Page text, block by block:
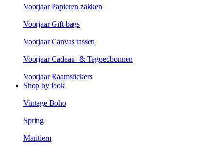
Voorjaar Papieren zakken
Voorjaar Gift bags
Voorjaar Canvas tassen
Voorjaar Cadeau- & Tegoedbonnen
Voorjaar Raamstickers
Shop by look
Vintage Boho
Spring
Maritiem